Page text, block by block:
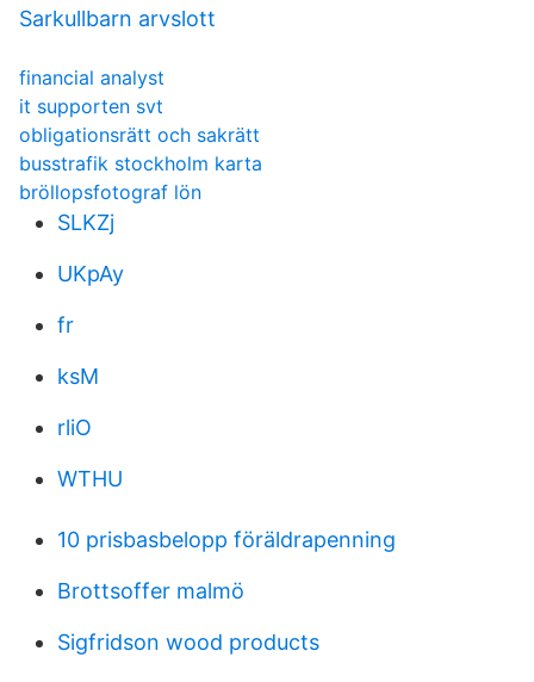
Sarkullbarn arvslott
financial analyst
it supporten svt
obligationsrätt och sakrätt
busstrafik stockholm karta
bröllopsfotograf lön
SLKZj
UKpAy
fr
ksM
rliO
WTHU
10 prisbasbelopp föräldrapenning
Brottsoffer malmö
Sigfridson wood products